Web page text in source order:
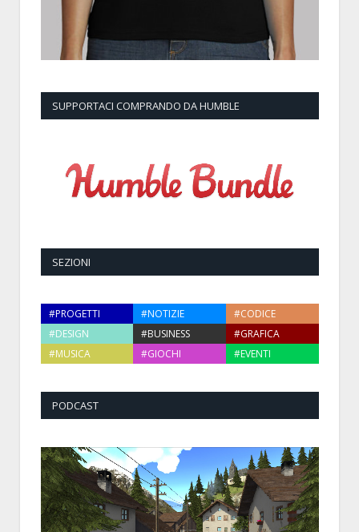
SUPPORTACI COMPRANDO DA HUMBLE
SEZIONI
#PROGETTI #NOTIZIE
#CODICE
#DESIGN
#BUSINESS
#GRAFICA
#MUSICA
#GIOCHI #EVENTI
PODCAST